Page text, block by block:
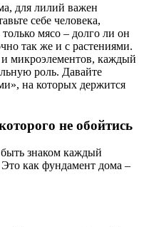
для лилий важен
себе человека,
мясо – долго ли он
так же и с растениями.
микроэлементов, каждый
роль. Давайте
на которых держится
не обойтись
знаком каждый
как фундамент дома –